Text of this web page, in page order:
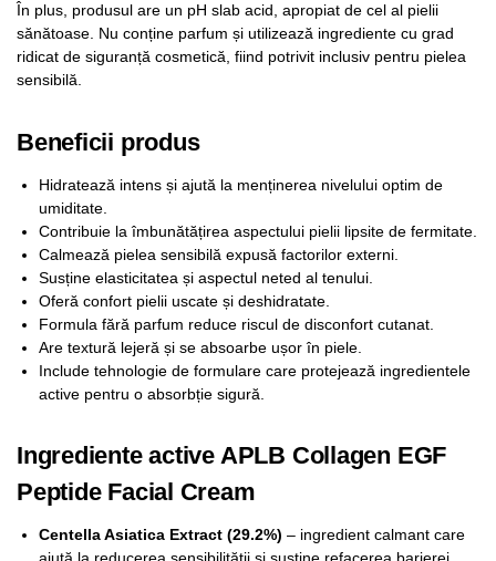
În plus, produsul are un pH slab acid, apropiat de cel al pielii
sănătoase. Nu conține parfum și utilizează ingrediente cu grad
ridicat de siguranță cosmetică, fiind potrivit inclusiv pentru pielea
sensibilă.
Beneficii produs
Hidratează intens și ajută la menținerea nivelului optim de
umiditate.
Contribuie la îmbunătățirea aspectului pielii lipsite de fermitate.
Calmează pielea sensibilă expusă factorilor externi.
Susține elasticitatea și aspectul neted al tenului.
Oferă confort pielii uscate și deshidratate.
Formula fără parfum reduce riscul de disconfort cutanat.
Are textură lejeră și se absoarbe ușor în piele.
Include tehnologie de formulare care protejează ingredientele
active pentru o absorbție sigură.
Ingrediente active APLB Collagen EGF
Peptide Facial Cream
Centella Asiatica Extract (29.2%) – ingredient calmant care